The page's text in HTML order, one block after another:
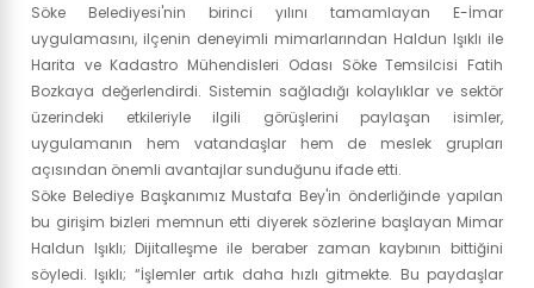
Söke Belediyesi'nin birinci yılını tamamlayan E-İmar
uygulamasını, ilçenin deneyimli mimarlarından Haldun Işıklı ile
Harita ve Kadastro Mühendisleri Odası Söke Temsilcisi Fatih
Bozkaya değerlendirdi. Sistemin sağladığı kolaylıklar ve sektör
üzerindeki etkileriyle ilgili görüşlerini paylaşan isimler,
uygulamanın hem vatandaşlar hem de meslek grupları
açısından önemli avantajlar sunduğunu ifade etti.
Söke Belediye Başkanımız Mustafa Bey'in önderliğinde yapılan
bu girişim bizleri memnun etti diyerek sözlerine başlayan Mimar
Haldun Işıklı; Dijitalleşme ile beraber zaman kaybının bittiğini
söyledi. Işıklı; “İşlemler artık daha hızlı gitmekte. Bu paydaşlar